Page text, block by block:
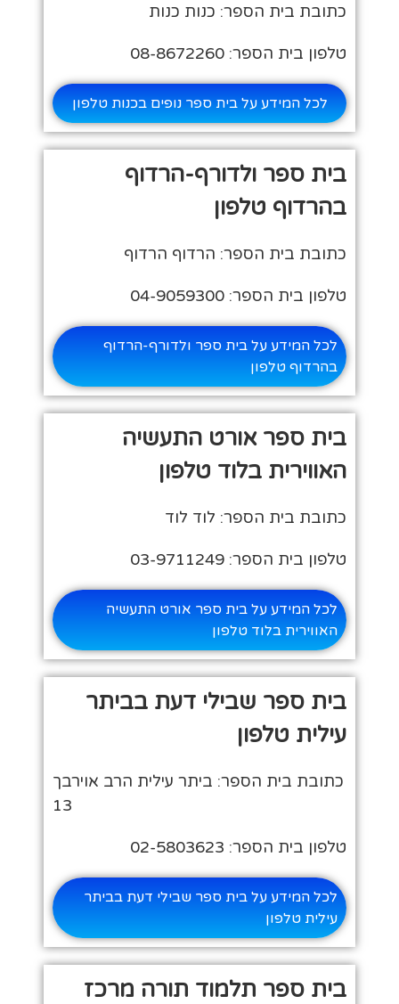
כתובת בית הספר: כנות כנות
טלפון בית הספר: 08-8672260
לכל המידע על בית ספר נופים בכנות טלפון
בית ספר ולדורף-הרדוף
בהרדוף טלפון
כתובת בית הספר: הרדוף הרדוף
טלפון בית הספר: 04-9059300
לכל המידע על בית ספר ולדורף-הרדוף
בהרדוף טלפון
בית ספר אורט התעשיה
האווירית בלוד טלפון
כתובת בית הספר: לוד לוד
טלפון בית הספר: 03-9711249
לכל המידע על בית ספר אורט התעשיה
האווירית בלוד טלפון
בית ספר שבילי דעת בביתר
עילית טלפון
כתובת בית הספר: ביתר עילית הרב אוירבך
13
טלפון בית הספר: 02-5803623
לכל המידע על בית ספר שבילי דעת בביתר
עילית טלפון
בית ספר תלמוד תורה מרכז